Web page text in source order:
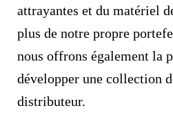
attrayantes et du matériel
plus de notre propre
nous offrons également la
développer une collection
distributeur.